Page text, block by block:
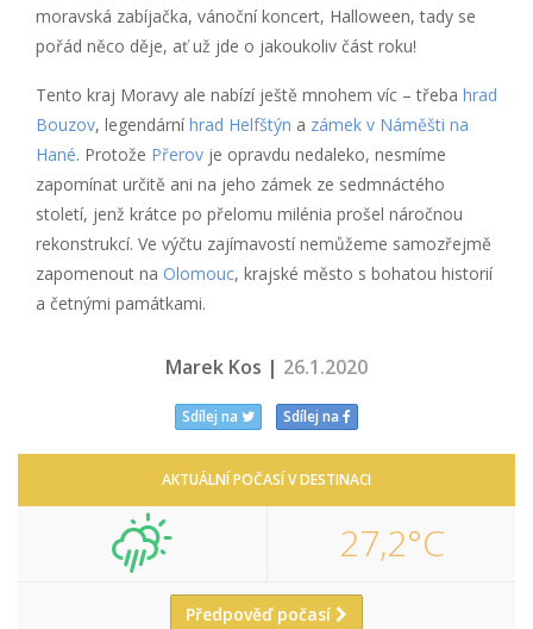
moravská zabíjačka, vánoční koncert, Halloween, tady se
pořád něco děje, ať už jde o jakoukoliv část roku!
Tento kraj Moravy ale nabízí ještě mnohem víc – třeba hrad
Bouzov, legendárníhrad Helfštýn a zámek v Náměšti na
Hané. Protože Přerov je opravdu nedaleko, nesmíme
zapomínat určitě ani na jeho zámek ze sedmnáctého
století, jenž krátce po přelomu milénia prošel náročnou
rekonstrukcí. Ve výčtu zajímavostí nemůžeme samozřejmě
zapomenout na Olomouc, krajské město s bohatou historií
a četnými památkami.
Marek Kos | 26.1.2020
Sdílej na Sdílej na
AKTUÁLNÍ POČASÍ V DESTINACI
27,2°C
Předpověď počasí